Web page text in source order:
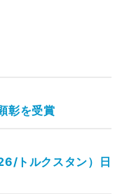
彰を受賞
トルクスタン）日